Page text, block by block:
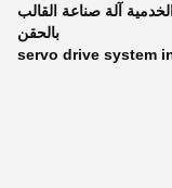
آلة صناعة القالب
بالحقن
servo drive system